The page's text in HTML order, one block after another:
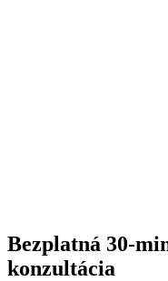
Bezplatná 30-
konzultácia